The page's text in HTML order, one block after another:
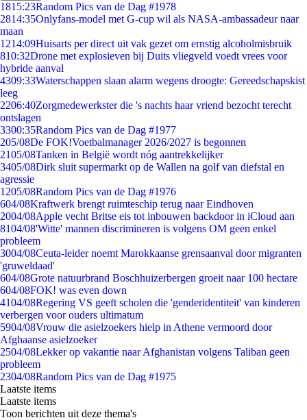
1815:23Random Pics van de Dag #1978
2814:35Onlyfans-model met G-cup wil als NASA-ambassadeur naar
maan
1214:09Huisarts per direct uit vak gezet om ernstig alcoholmisbruik
810:32Drone met explosieven bij Duits vliegveld voedt vrees voor
hybride aanval
4309:33Waterschappen slaan alarm wegens droogte: Gereedschapskist
leeg
2206:40Zorgmedewerkster die 's nachts haar vriend bezocht terecht
ontslagen
3300:35Random Pics van de Dag #1977
205/08De FOK!Voetbalmanager 2026/2027 is begonnen
2105/08Tanken in België wordt nóg aantrekkelijker
3405/08Dirk sluit supermarkt op de Wallen na golf van diefstal en
agressie
1205/08Random Pics van de Dag #1976
604/08Kraftwerk brengt ruimteschip terug naar Eindhoven
2004/08Apple vecht Britse eis tot inbouwen backdoor in iCloud aan
8104/08'Witte' mannen discrimineren is volgens OM geen enkel
probleem
3004/08Ceuta-leider noemt Marokkaanse grensaanval door migranten
'gruweldaad'
604/08Grote natuurbrand Boschhuizerbergen groeit naar 100 hectare
604/08FOK! was even down
4104/08Regering VS geeft scholen die 'genderidentiteit' van kinderen
verbergen voor ouders ultimatum
5904/08Vrouw die asielzoekers hielp in Athene vermoord door
Afghaanse asielzoeker
2504/08Lekker op vakantie naar Afghanistan volgens Taliban geen
probleem
2304/08Random Pics van de Dag #1975
Laatste items
Laatste items
Toon berichten uit deze thema's